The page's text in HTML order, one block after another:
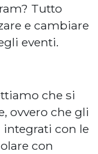
Tutto
e cambiare
eventi.
che si
ovvero che gli
con le
con